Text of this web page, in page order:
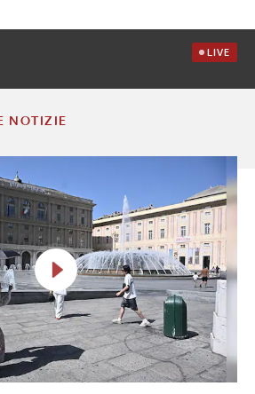
LIVE
NOTIZIE